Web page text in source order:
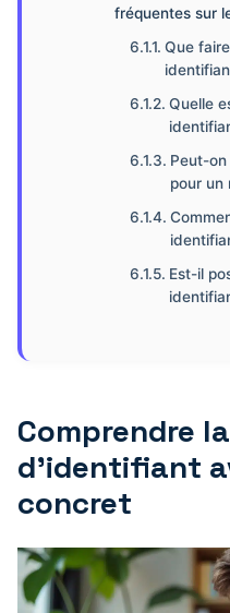
fréquentes sur
Que
Quelle
Peut-
pour un
Est-il
Comprendre
d’identifiant
concret